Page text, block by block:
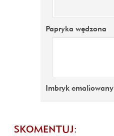
Papryka wędzona
Imbryk emaliowany
SKOMENTUJ: